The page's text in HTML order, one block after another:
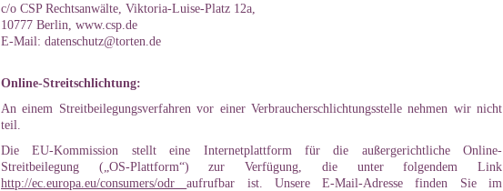
c/o CSP Rechtsanwälte, Viktoria-Luise-Platz 12a,
10777 Berlin, www.csp.de
E-Mail: datenschutz@torten.de
Online-Streitschlichtung:
An einem Streitbeilegungsverfahren vor einer Verbraucherschlichtungsstelle nehmen wir nicht
teil.
Die EU-Kommission stellt eine Internetplattform für die außergerichtliche Online-
Streitbeilegung („OS-Plattform“) zur Verfügung, die unter folgendem Link
http://ec.europa.eu/consumers/odraufrufbar ist. Unsere E-Mail-Adresse finden Sie im